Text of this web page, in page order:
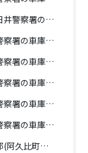
署の車庫証明
の車庫証明
の車庫証明
の車庫証明
の車庫証明
の車庫証明
町)】半田警察署の車庫証明